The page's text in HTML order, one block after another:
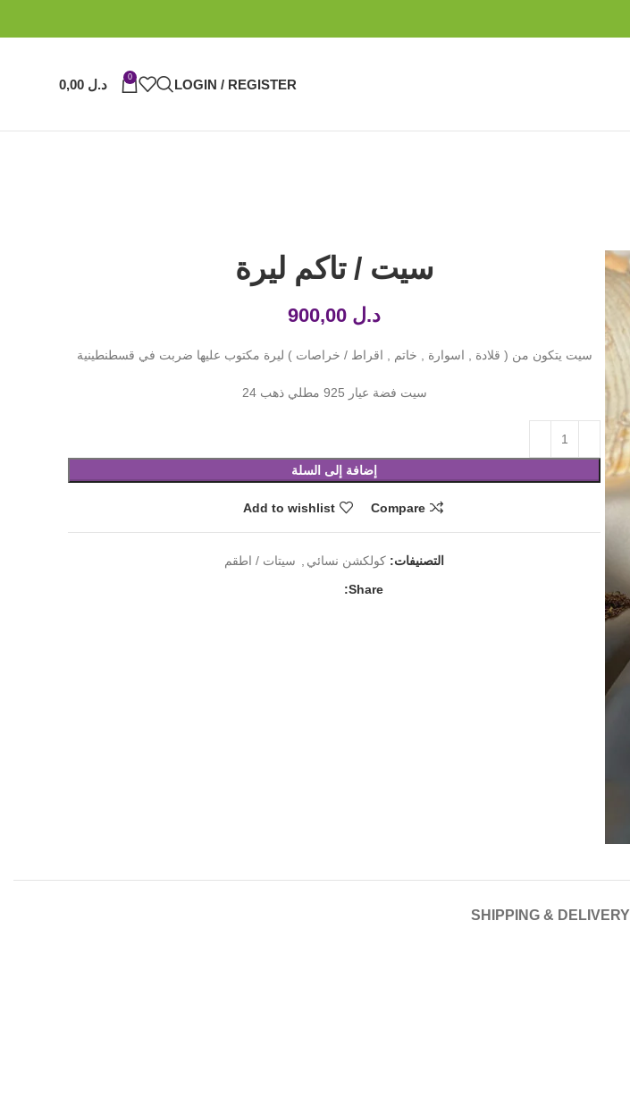
LOGIN / REGISTER
0 د.ل
سيت / تاكم ليرة
د.ل
سيت يتكون من ( قلادة , اسوارة , خاتم , اقراط / خراصات ) ليرة مكتوب عليها ضربت في قسطنطينية
سيت فضة عيار 925 مطلي ذهب 24
إضافة إلى السلة
Compare
Add to wishlist
التصنيفات: كولكشن نسائي
سيتات / اطقم
Share:
SHIPPING & DELIVERY